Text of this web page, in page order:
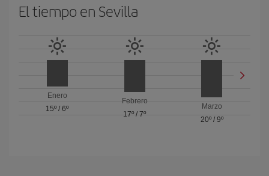
El tiempo en Sevilla
Enero
15º /6º
Febrero
17º / 7º
Marzo
20º/ 9º